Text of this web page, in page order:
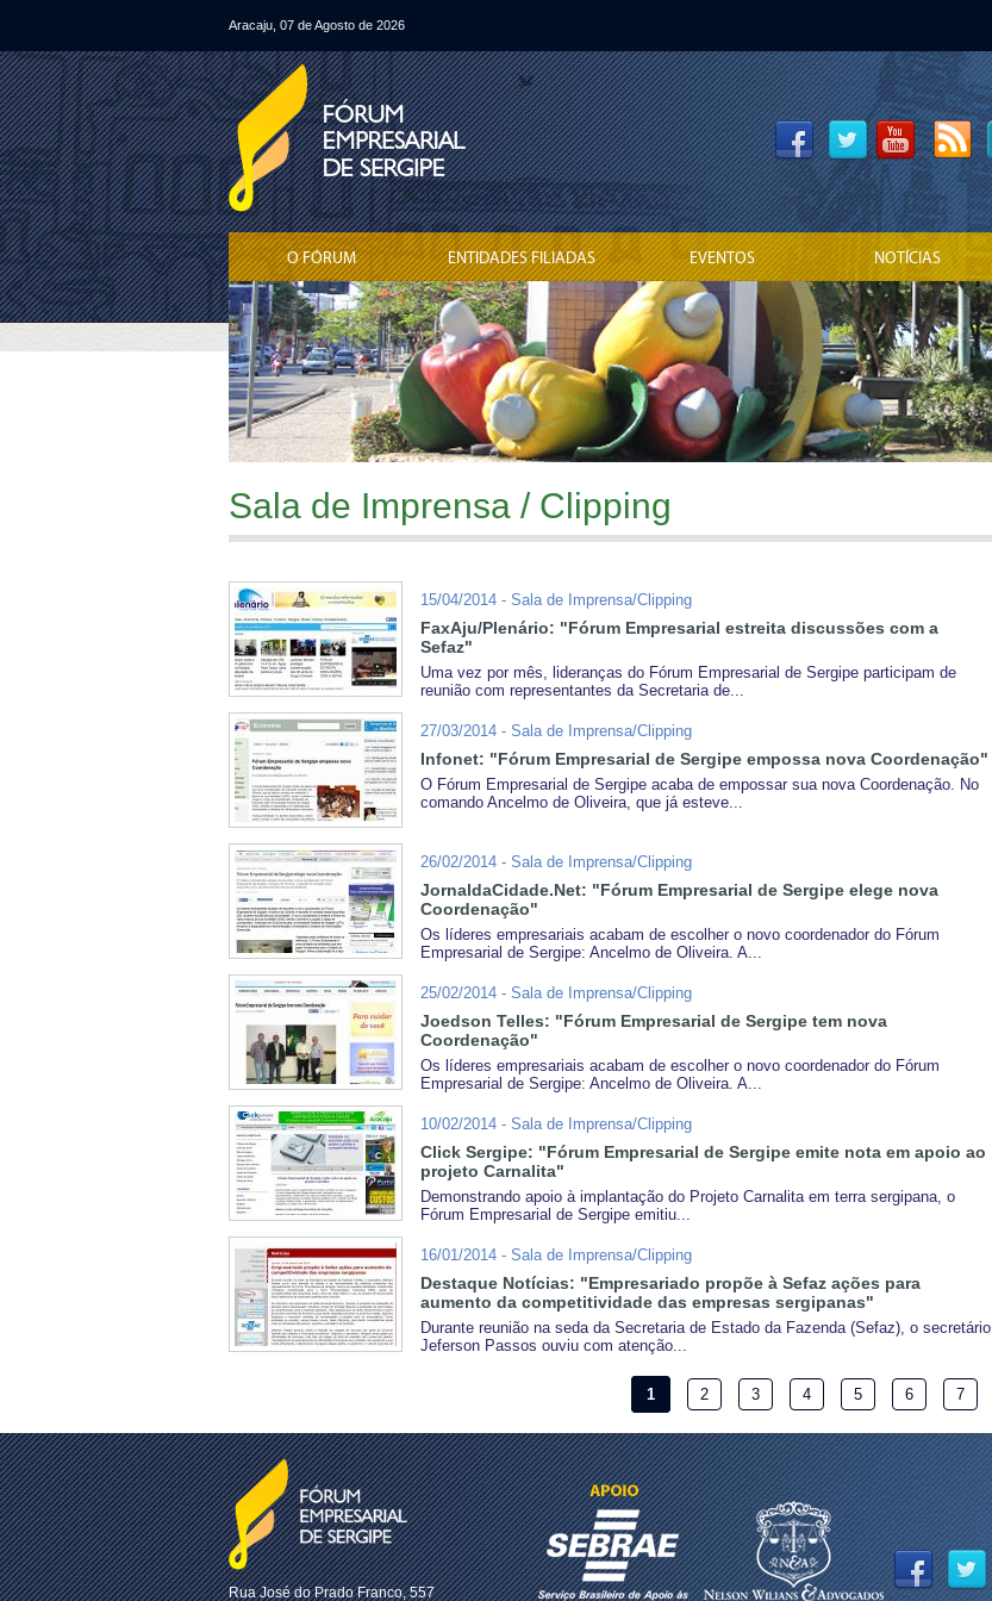
Aracaju, 07 de Agosto de 2026
O FÓRUM ENTIDADES FILIADAS EVENTOS NOTÍCIAS
Sala de Imprensa / Clipping
15/04/2014 - Sala de Imprensa/Clipping
FaxAju/Plenário: "Fórum Empresarial estreita discussões com a
Sefaz"
Uma vez por mês, lideranças do Fórum Empresarial de Sergipe participam de
reunião com representantes da Secretaria de...
27/03/2014 - Sala de Imprensa/Clipping
Infonet: "Fórum Empresarial de Sergipe empossa nova Coordenação"
O Fórum Empresarial de Sergipe acaba de empossar sua nova Coordenação. No
comando Ancelmo de Oliveira, que já esteve...
26/02/2014 - Sala de Imprensa/Clipping
JornaldaCidade.Net: "Fórum Empresarial de Sergipe elege nova
Coordenação"
Os líderes empresariais acabam de escolher o novo coordenador do Fórum
Empresarial de Sergipe: Ancelmo de Oliveira. A...
25/02/2014 - Sala de Imprensa/Clipping
Joedson Telles: "Fórum Empresarial de Sergipe tem nova
Coordenação"
Os líderes empresariais acabam de escolher o novo coordenador do Fórum
Empresarial de Sergipe: Ancelmo de Oliveira. A...
10/02/2014 - Sala de Imprensa/Clipping
Click Sergipe: "Fórum Empresarial de Sergipe emite nota em apoio ao
projeto Carnalita"
Demonstrando apoio à implantação do Projeto Carnalita em terra sergipana, o
Fórum Empresarial de Sergipe emitiu...
16/01/2014 - Sala de Imprensa/Clipping
Destaque Notícias: "Empresariado propõe à Sefaz ações para
aumento da competitividade das empresas sergipanas"
Durante reunião na seda da Secretaria de Estado da Fazenda (Sefaz), o secretário
Jeferson Passos ouviu com atenção...
1 2 3 4 5 6 7
Rua José do Prado Franco, 557